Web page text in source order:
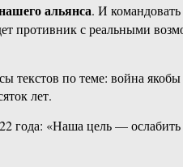
альянса. И
противник с реальными
текстов по теме: война
лет.
года: «Наша цель —